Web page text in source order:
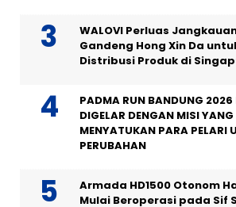
WALOVI Perluas
Gandeng Hong Xin Da
Distribusi Produk di
PADMA RUN BANDUNG 2026
DIGELAR DENGAN MISI YANG
MENYATUKAN PARA PELARI
PERUBAHAN
Armada HD1500 Otonom
Mulai Beroperasi pada Sif